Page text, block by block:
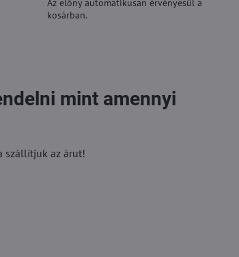
Az előny automatikusan érvényesül a
kosárban.
mint amennyi
szállítjuk az árut!